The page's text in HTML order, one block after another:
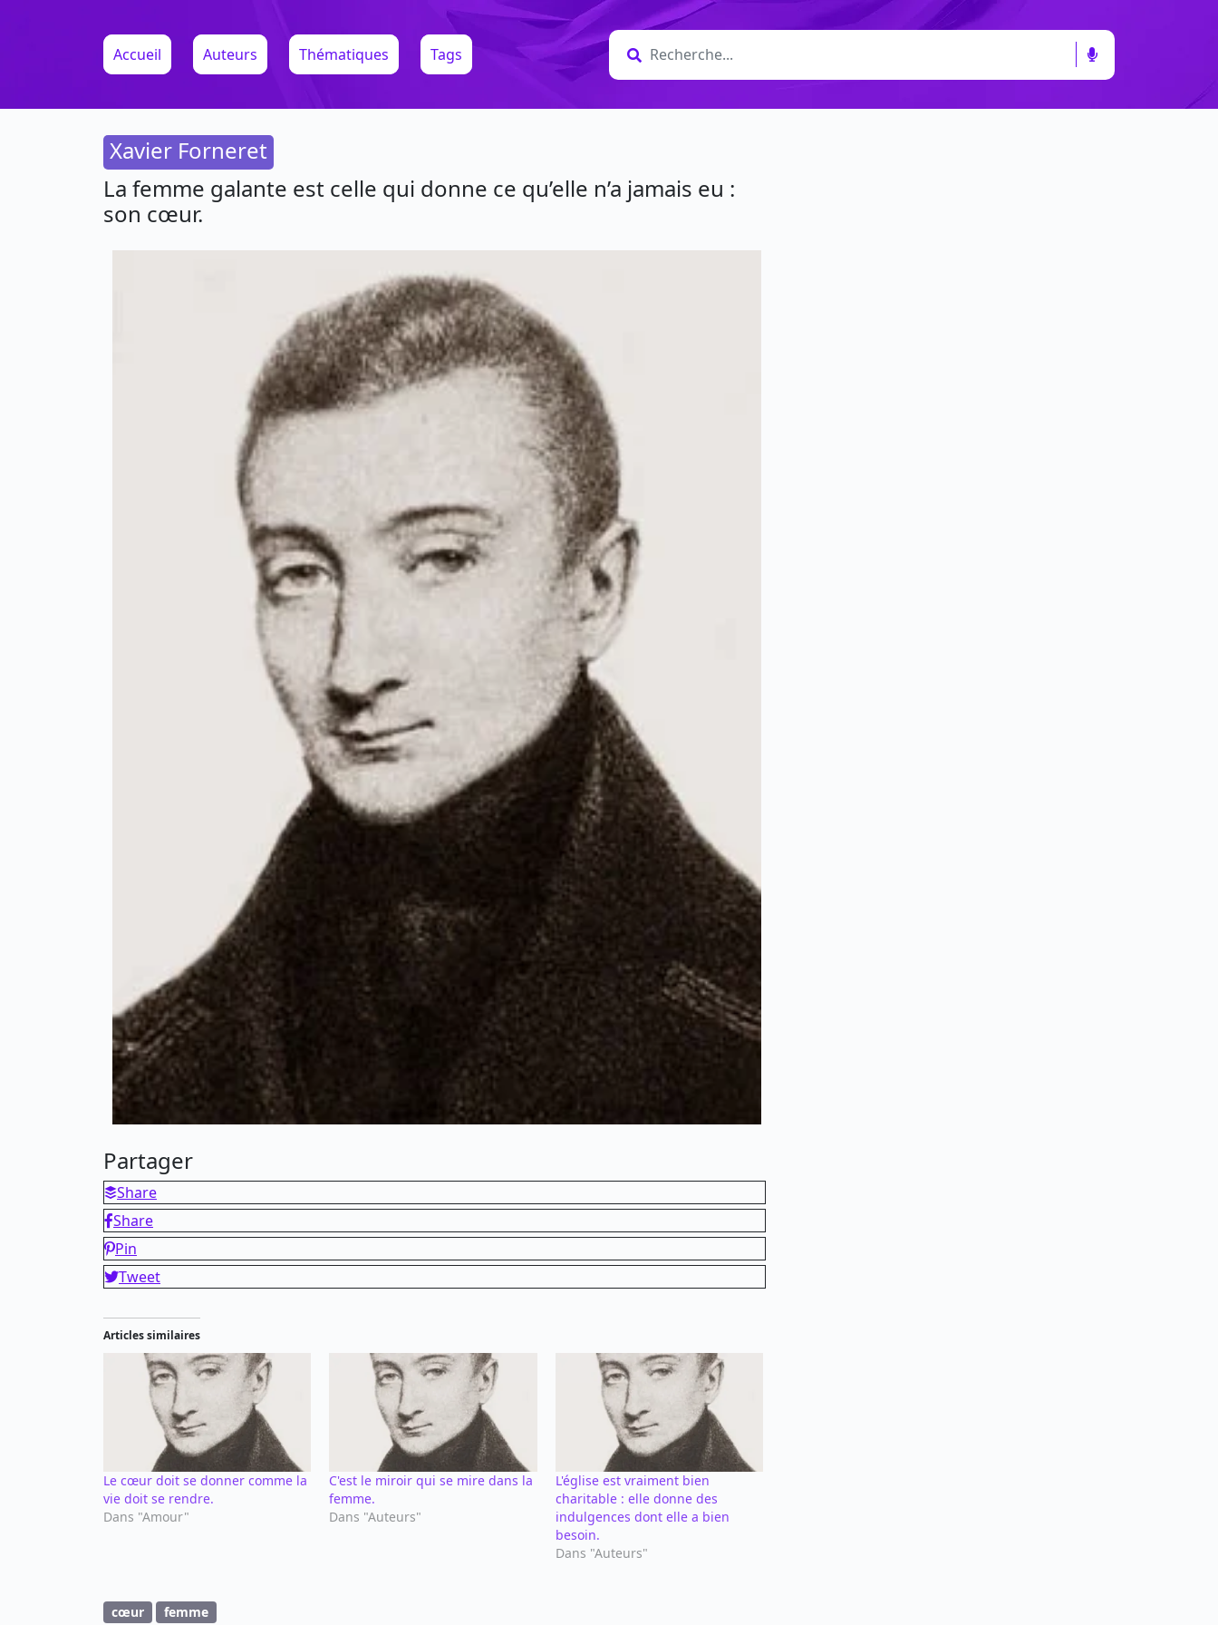
Accueil Auteurs Thématiques Tags
Xavier Forneret
La femme galante est celle qui donne ce qu’elle n’a jamais eu :
son cœur.
Partager
Share
Share
Pin
Tweet
Articles similaires
Le cœur doit se donner comme la
vie doit se rendre.
Dans "Amour"
C'est le miroir qui se mire dans la
femme.
Dans "Auteurs"
L'église est vraiment bien
charitable : elle donne des
indulgences dont elle a bien
besoin.
Dans "Auteurs"
cœur femme